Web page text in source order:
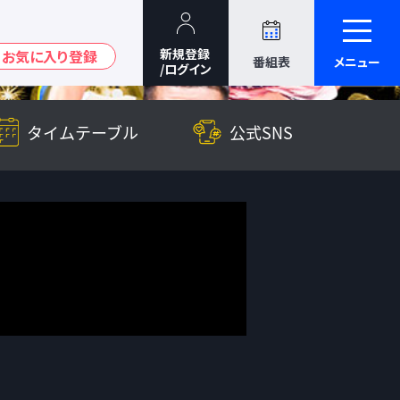
番組表 メニュー
タイムテーブル 公式SNS